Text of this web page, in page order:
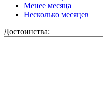
Менее месяца
Несколько месяцев
Достоинства: